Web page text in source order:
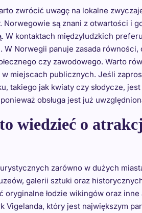
zwrócić uwagę na lokalne
Norwegowie są znani z otwartości i
W kontaktach międzyludzkich
Norwegii panuje zasada
czy zawodowego. Warto
miejscach publicznych. Jeśli
takiego jak kwiaty czy słodycze,
obsługa jest już
wiedzieć o
zarówno w dużych
galerii sztuki oraz
oryginalne łodzie wikingów oraz
Vigelanda, który jest największym